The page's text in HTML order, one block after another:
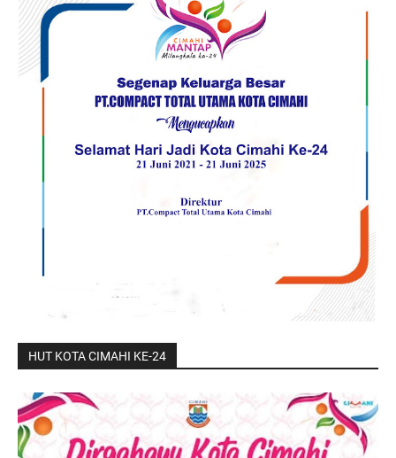
HUT KOTA CIMAHI KE-24